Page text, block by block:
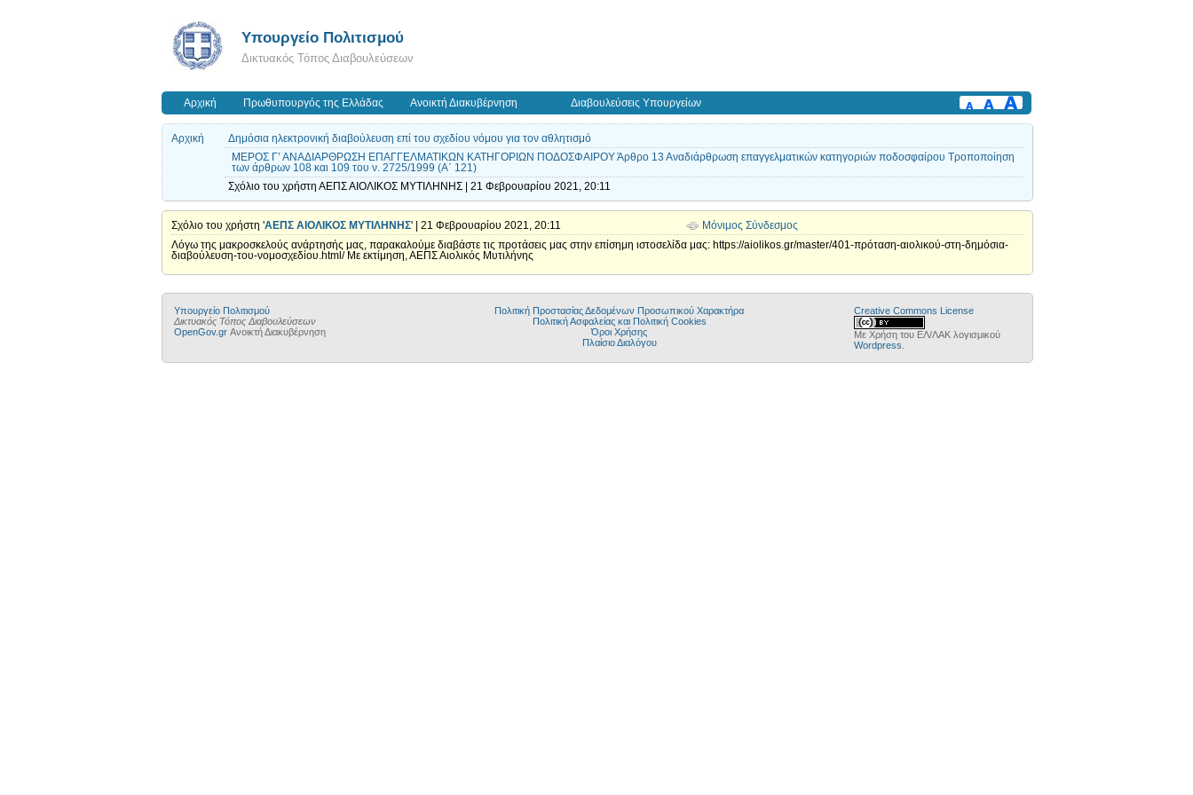
Υπουργείο Πολιτισμού
Δικτυακός Τόπος Διαβουλεύσεων
Αρχική Πρωθυπουργός της Ελλάδας Ανοικτή Διακυβέρνηση Διαβουλεύσεις Υπουργείων
Αρχική
Δημόσια ηλεκτρονική διαβούλευση επί του σχεδίου νόμου για τον αθλητισμό
ΜΕΡΟΣ Γ’ ΑΝΑΔΙΑΡΘΡΩΣΗ ΕΠΑΓΓΕΛΜΑΤΙΚΩΝ ΚΑΤΗΓΟΡΙΩΝ ΠΟΔΟΣΦΑΙΡΟΥ Άρθρο 13 Αναδιάρθρωση επαγγελματικών κατηγοριών ποδοσφαίρου Τροποποίηση
των άρθρων 108 και 109 του ν. 2725/1999 (Α΄ 121)
Σχόλιο του χρήστη ΑΕΠΣ ΑΙΟΛΙΚΟΣ ΜΥΤΙΛΗΝΗΣ | 21 Φεβρουαρίου 2021, 20:11
Σχόλιο του χρήστη 'ΑΕΠΣ ΑΙΟΛΙΚΟΣ ΜΥΤΙΛΗΝΗΣ' | 21 Φεβρουαρίου 2021, 20:11
Μόνιμος Σύνδεσμος
Λόγω της μακροσκελούς ανάρτησής μας, παρακαλούμε διαβάστε τις προτάσεις μας στην επίσημη ιστοσελίδα μας: https://aiolikos.gr/master/401-πρόταση-αιολικού-στη-δημόσια-
διαβούλευση-του-νομοσχεδίου.html/ Με εκτίμηση, ΑΕΠΣ Αιολικός Μυτιλήνης
Υπουργείο Πολιτισμού
Δικτυακός Τόπος Διαβουλεύσεων
OpenGov.gr Ανοικτή Διακυβέρνηση
Πολιτική Προστασίας Δεδομένων Προσωπικού Χαρακτήρα
Πολιτική Ασφαλείας και Πολιτική Cookies
Όροι Χρήσης
Πλαίσιο Διαλόγου
Creative Commons License
Με Χρήση του ΕΛ/ΛΑΚ λογισμικού
Wordpress